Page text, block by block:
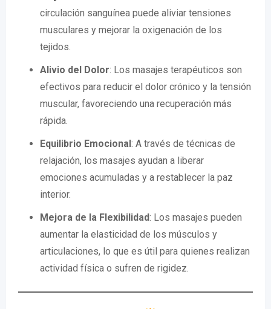
circulación sanguínea puede aliviar tensiones
musculares y mejorar la oxigenación de los
tejidos.
Alivio del Dolor: Los masajes terapéuticos son
efectivos para reducir el dolor crónico y la tensión
muscular, favoreciendo una recuperación más
rápida.
Equilibrio Emocional: A través de técnicas de
relajación, los masajes ayudan a liberar
emociones acumuladas y a restablecer la paz
interior.
Mejora de la Flexibilidad: Los masajes pueden
aumentar la elasticidad de los músculos y
articulaciones, lo que es útil para quienes realizan
actividad física o sufren de rigidez.